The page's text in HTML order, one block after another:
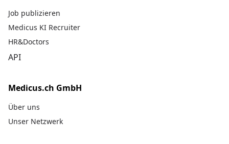
Job publizieren
Medicus KI Recruiter
HR&Doctors
API
Medicus.ch GmbH
Über uns
Unser Netzwerk